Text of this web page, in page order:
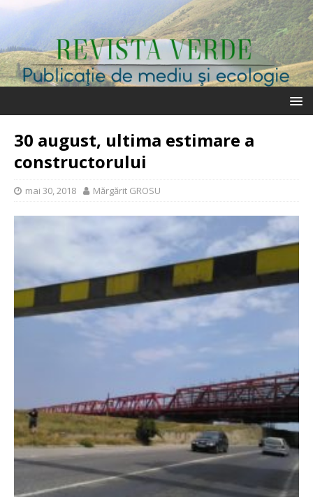
30 august, ultima estimare a
constructorului
mai 30, 2018 Mărgărit GROSU